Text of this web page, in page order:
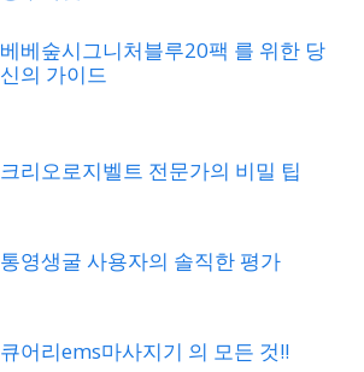
베베숲시그니처블루20팩 를 위한 당
신의 가이드
크리오로지벨트 전문가의 비밀 팁
통영생굴 사용자의 솔직한 평가
큐어리ems마사지기 의 모든 것!!